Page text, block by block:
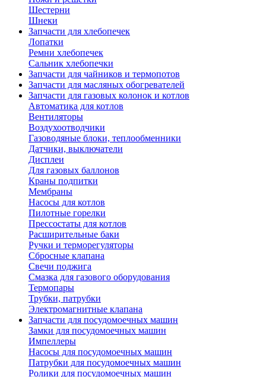
Шестерни
Шнеки
Запчасти для хлебопечек
Лопатки
Ремни хлебопечек
Сальник хлебопечки
Запчасти для чайников и термопотов
Запчасти для масляных обогревателей
Запчасти для газовых колонок и котлов
Автоматика для котлов
Вентиляторы
Воздухоотводчики
Газоводяные блоки, теплообменники
Датчики, выключатели
Дисплеи
Для газовых баллонов
Краны подпитки
Мембраны
Насосы для котлов
Пилотные горелки
Прессостаты для котлов
Расширительные баки
Ручки и терморегуляторы
Сбросные клапана
Свечи поджига
Смазка для газового оборудования
Термопары
Трубки, патрубки
Электромагнитные клапана
Запчасти для посудомоечных машин
Замки для посудомоечных машин
Импеллеры
Насосы для посудомоечных машин
Патрубки для посудомоечных машин
Ролики для посудомоечных машин